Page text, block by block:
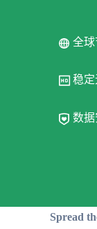
全
稳
数
Spread